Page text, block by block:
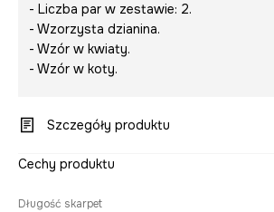
- Liczba par w zestawie: 2.
- Wzorzysta dzianina.
- Wzór w kwiaty.
- Wzór w koty.
Szczegóły produktu
Cechy produktu
Długość skarpet